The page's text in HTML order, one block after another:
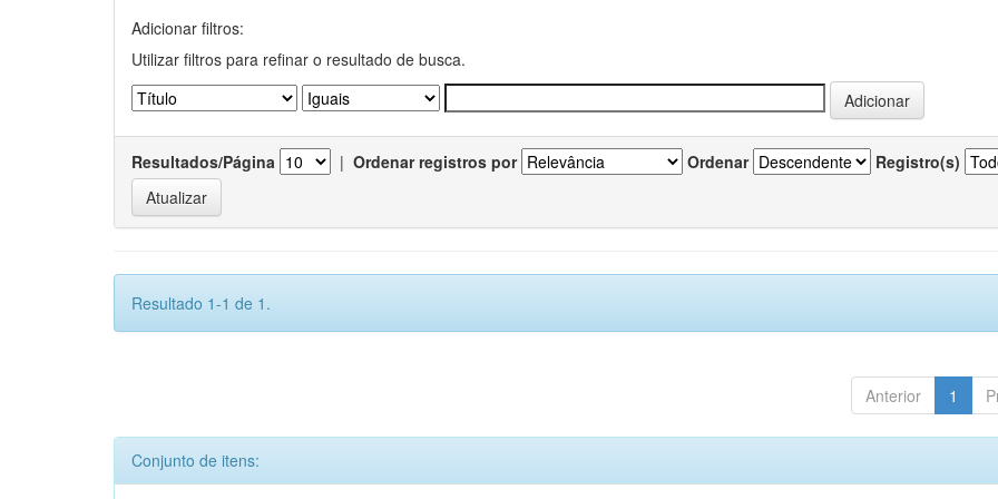
Adicionar filtros:
Utilizar filtros para refinar o resultado de busca.
Resultados/Página | Ordenar registros por Ordenar Registro(s)
Resultado 1-1 de 1.
Anterior 1
Conjunto de itens: